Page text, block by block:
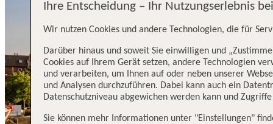
Ihre Entscheidung – Ihr Nutzungserlebnis
Wir nutzen Cookies und andere Technologien, die für
Darüber hinaus und soweit Sie einwilligen und
Cookies auf Ihrem Gerät setzen, andere Technologien
und verarbeiten, um Ihnen auf oder neben unserer
und Analysen durchzuführen. Dabei kann auch ein
Datenschutzniveau abgewichen werden kann und
Sie können mehr Informationen unter "Einstellungen"